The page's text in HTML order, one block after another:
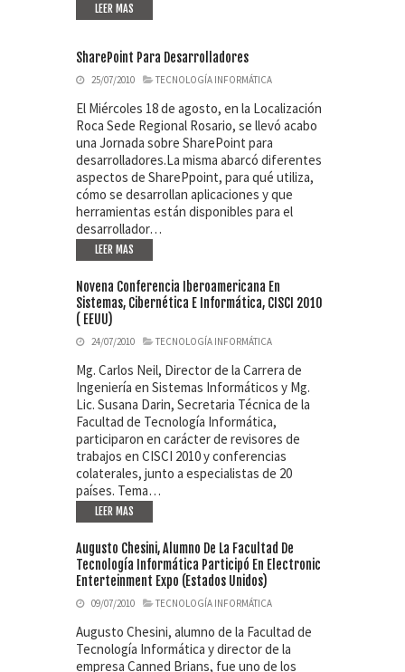
LEER MAS
SharePoint Para Desarrolladores
25/07/2010 TECNOLOGÍA INFORMÁTICA
El Miércoles 18 de agosto, en la Localización
Roca Sede Regional Rosario, se llevó acabo
una Jornada sobre SharePoint para
desarrolladores.La misma abarcó diferentes
aspectos de SharePpoint, para qué utiliza,
cómo se desarrollan aplicaciones y que
herramientas están disponibles para el
desarrollador…
LEER MAS
Novena Conferencia Iberoamericana En
Sistemas, Cibernética E Informática, CISCI 2010
( EEUU)
24/07/2010 TECNOLOGÍA INFORMÁTICA
Mg. Carlos Neil, Director de la Carrera de
Ingeniería en Sistemas Informáticos y Mg.
Lic. Susana Darin, Secretaria Técnica de la
Facultad de Tecnología Informática,
participaron en carácter de revisores de
trabajos en CISCI 2010 y conferencias
colaterales, junto a especialistas de 20
países. Tema…
LEER MAS
Augusto Chesini, Alumno De La Facultad De
Tecnología Informática Participó En Electronic
Enterteinment Expo (Estados Unidos)
09/07/2010 TECNOLOGÍA INFORMÁTICA
Augusto Chesini, alumno de la Facultad de
Tecnología Informática y director de la
empresa Canned Brians, fue uno de los